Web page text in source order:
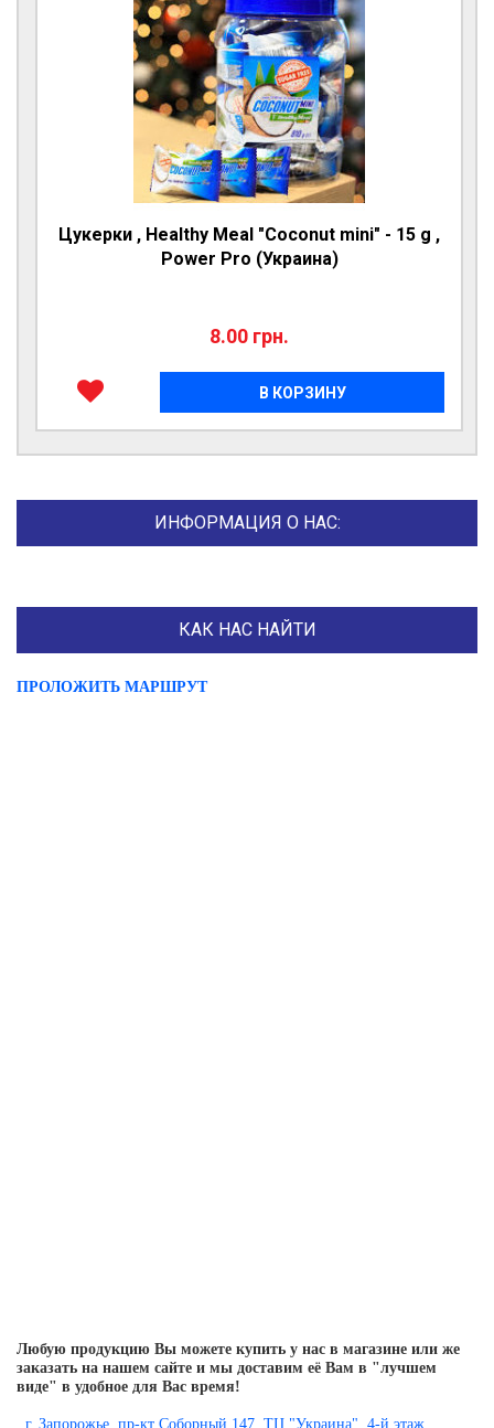
Цукерки , Healthy Meal "Coconut mini" - 15 g ,
Power Pro (Украина)
8.00 грн.
В КОРЗИНУ
ИНФОРМАЦИЯ О НАС:
КАК НАС НАЙТИ
ПРОЛОЖИТЬ МАРШРУТ
Любую продукцию Вы можете купить у нас в магазине или же
заказать на нашем сайте и мы доставим её Вам в "лучшем
виде" в удобное для Вас время!
г. Запорожье, пр-кт Соборный 147, ТЦ "Украина", 4-й этаж.